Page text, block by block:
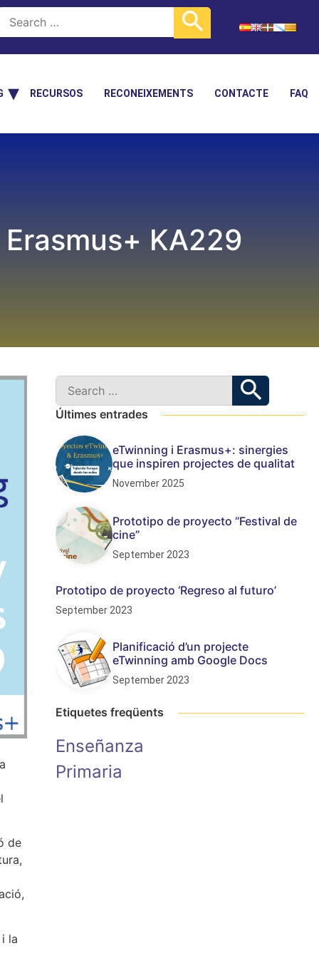
RECURSOS RECONEIXEMENTS CONTACTE FAQ
KA229
de
la
Últimes entrades
eTwinning i Erasmus+: sinergies
que inspiren projectes de qualitat
November 2025
Prototipo de proyecto “Festival de
cine”
September 2023
Prototipo de proyecto ‘Regreso al futuro’
September 2023
Planificació d’un projecte
eTwinning amb Google Docs
September 2023
Etiquetes freqüents
Enseñanza
Primaria